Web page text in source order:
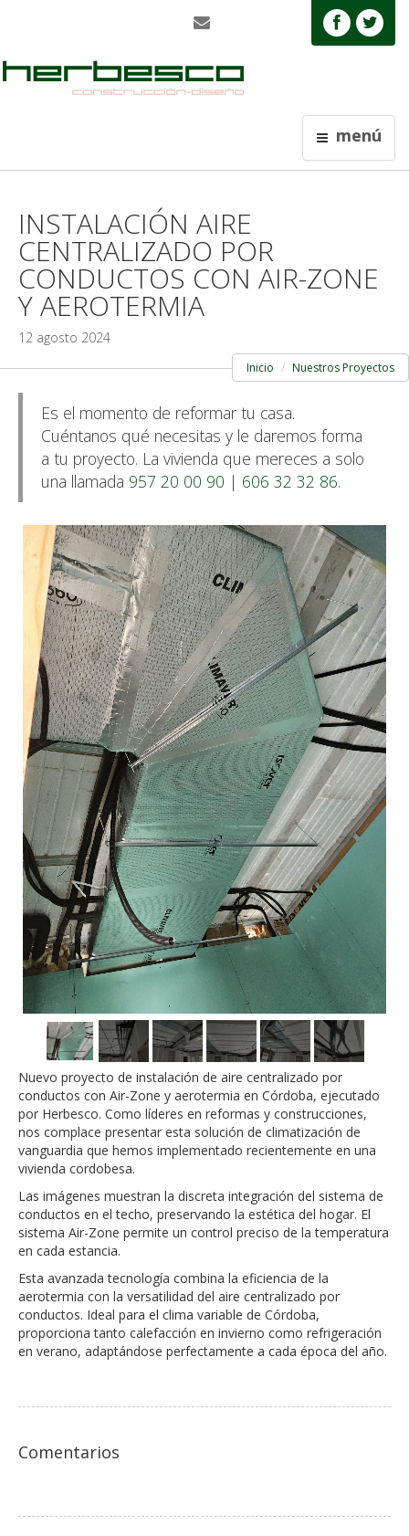
menú
INSTALACIÓN AIRE
CENTRALIZADO POR
CONDUCTOS CON AIR-ZONE
Y AEROTERMIA
12 agosto 2024
Inicio Nuestros Proyectos
Es el momento de reformar tu casa.
Cuéntanos qué necesitas y le daremos forma
a tu proyecto. La vivienda que mereces a solo
una llamada 957 20 00 90 | 606 32 32 86.
Nuevo proyecto de instalación de aire centralizado por
conductos con Air-Zone y aerotermia en Córdoba, ejecutado
por Herbesco. Como líderes en reformas y construcciones,
nos complace presentar esta solución de climatización de
vanguardia que hemos implementado recientemente en una
vivienda cordobesa.
Las imágenes muestran la discreta integración del sistema de
conductos en el techo, preservando la estética del hogar. El
sistema Air-Zone permite un control preciso de la temperatura
en cada estancia.
Esta avanzada tecnología combina la eficiencia de la
aerotermia con la versatilidad del aire centralizado por
conductos. Ideal para el clima variable de Córdoba,
proporciona tanto calefacción en invierno como refrigeración
en verano, adaptándose perfectamente a cada época del año.
Comentarios